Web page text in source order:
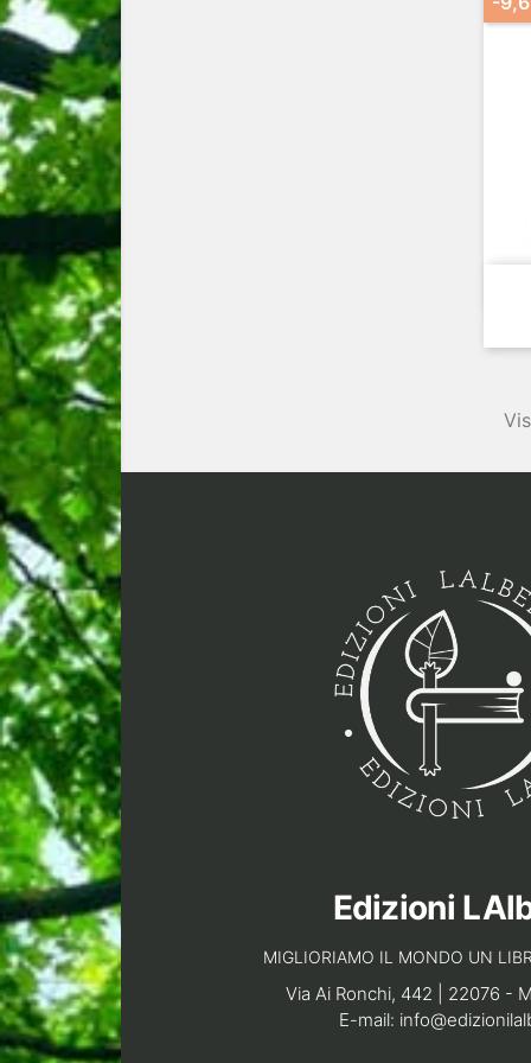
Edizioni
MIGLIORIAMO IL MONDO UN
Via Ai Ronchi, 442 | 22076 -
E-mail: